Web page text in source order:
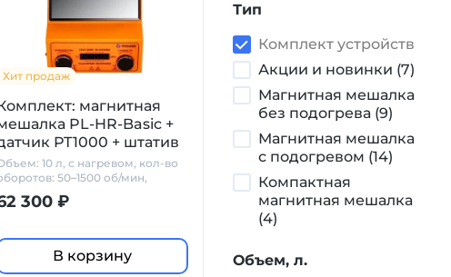
Хит продаж
магнитная
PL-HR-Basic +
PT1000 + штатив
10 л, с нагревом, кол-во
50–1500 об/мин,
стеклокерамика
300 ₽
В корзину
Тип
Комплект устройств
Акции и новинки (7)
Магнитная мешалка
без подогрева (9)
Магнитная мешалка
с подогревом (14)
Компактная
магнитная мешалка
(4)
Объем, л.